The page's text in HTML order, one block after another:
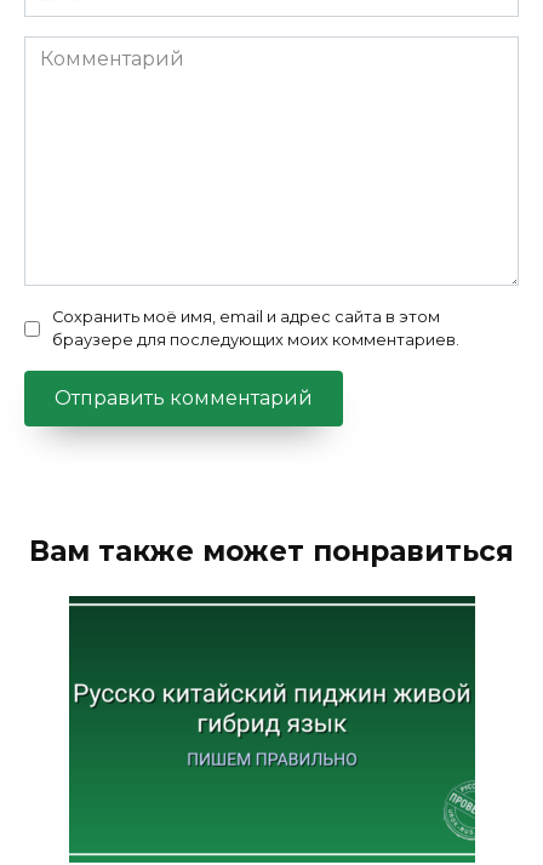
*
Комментарий
Сохранить моё имя, email и адрес сайта в этом
браузере для последующих моих комментариев.
Вам также может понравиться